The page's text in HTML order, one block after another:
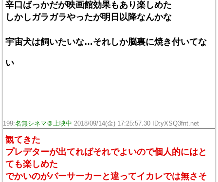
辛口ばっかだが映画館効果もあり楽しめた
しかしガラガラやったが明日以降なんかな
宇宙犬は飼いたいな…それしか脳裏に焼き付いてな
い
199:名無シネマ＠上映中 2018/09/14(金) 17:25:57.30 ID:yXSQ3fnt.net
観てきた
プレデターが出てればそれでよいので個人的にはと
ても楽しめた
でかいのがバーサーカーと違ってイカレでは無さそ